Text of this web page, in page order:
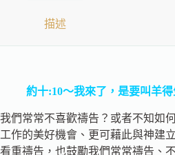
描述
約十:10～我來了，是要叫羊
我們常常不喜歡禱告？或者不知如
工作的美好機會、更可藉此與神建
看重禱告，也鼓勵我們常常禱告、